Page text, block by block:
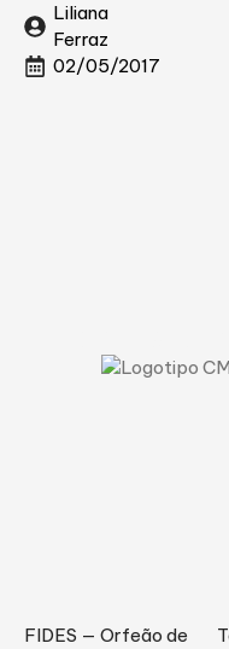
Liliana
Ferraz
02/05/2017
FIDES — Orfeão de